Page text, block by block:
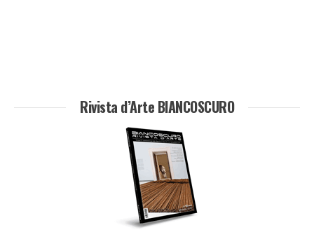
Rivista d’Arte BIANCOSCURO